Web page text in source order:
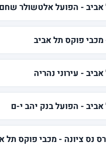
אביב - הפועל אלטשולר
פוקס תל אביב
- עירוני נהריה
- הפועל בנק יהב י-ם
נס ציונה - מכבי פוקס תל